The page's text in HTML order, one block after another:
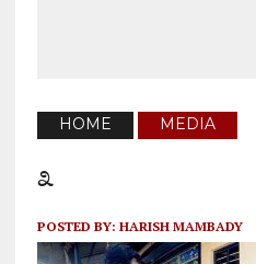
HOME MEDIA
೩
POSTED BY: HARISH MAMBADY